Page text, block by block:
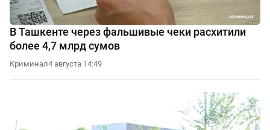
В Ташкенте через фальшивые чеки расхитили
более 4,7 млрд сумов
Криминал4 августа 14:49